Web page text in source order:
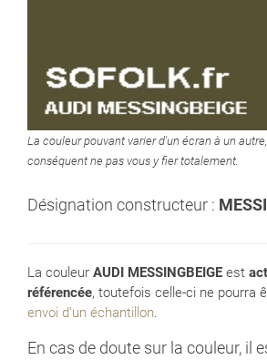
La couleur pouvant varier d'un écran à un
conséquent ne pas vous y fier totalement.
Désignation constructeur :
La couleur AUDI MESSINGBEIGE est
référencée, toutefois celle-ci ne pourra
envoi d'un échantillon.
En cas de doute sur la couleur, il